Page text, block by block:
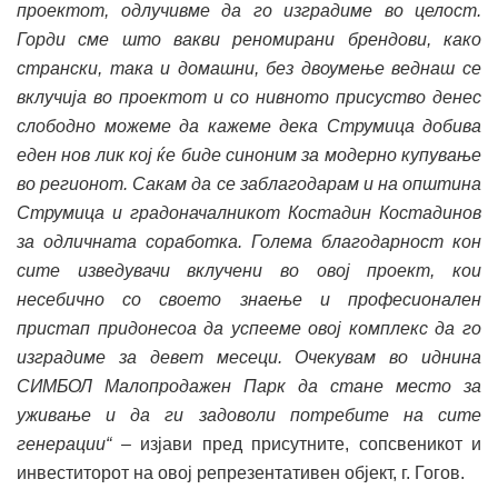
проектот, одлучивме да го изградиме во целост.
Горди сме што вакви реномирани брендови, како
странски, така и домашни, без двоумење веднаш се
вклучија во проектот и со нивното присуство денес
слободно можеме да кажеме дека Струмица добива
еден нов лик кој ќе биде синоним за модерно купување
во регионот. Сакам да се заблагодарам и на општина
Струмица и градоначалникот Костадин Костадинов
за одличната соработка. Голема благодарност кон
сите изведувачивклучени во овој проект, кои
несебично со своето знаење и професионален
пристап придонесоа да успееме овој комплекс да го
изградиме за девет месеци. Очекувам во иднина
СИМБОЛ Малопродажен Парк да стане место за
уживање и да ги задоволи потребите на сите
генерации“ –изјави пред присутните, сопсвеникот и
инвеститорот на овој репрезентативен објект, г. Гогов.